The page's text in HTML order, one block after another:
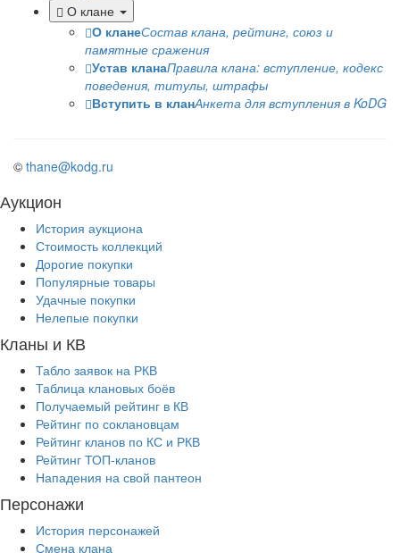
О клане
О кланеСостав клана, рейтинг, союз и
памятные сражения
Устав кланаПравила клана: вступление, кодекс
поведения, титулы, штрафы
Вступить в кланАнкета для вступления в KoDG
© thane@kodg.ru
Аукцион
История аукциона
Стоимость коллекций
Дорогие покупки
Популярные товары
Удачные покупки
Нелепые покупки
Кланы и КВ
Табло заявок на РКВ
Таблица клановых боёв
Получаемый рейтинг в КВ
Рейтинг по соклановцам
Рейтинг кланов по КС и РКВ
Рейтинг ТОП-кланов
Нападения на свой пантеон
Персонажи
История персонажей
Смена клана